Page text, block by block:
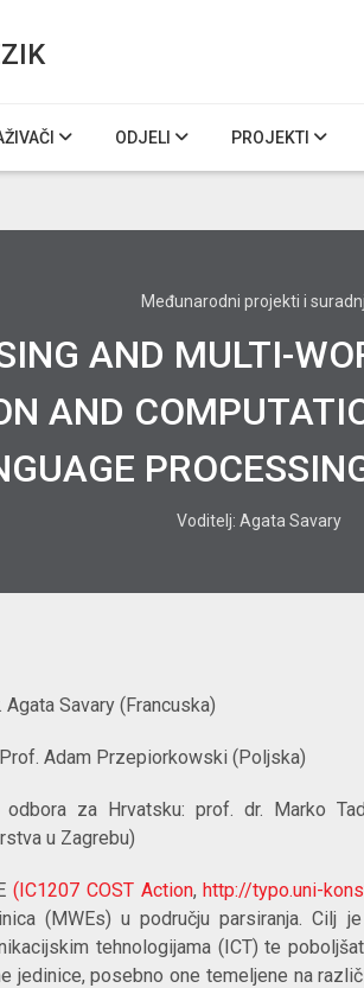
ODJELI PROJEKTI
Međunarodni projekti i
AND MULTI-
AND
Voditelj: Agata Savary
Savary (Francuska)
Adam Przepiorkowski (Poljska)
odbora za Hrvatsku: prof. dr. Marko
u Zagrebu)
(IC1207 COST Action,http://typo.uni-
(MWEs) u području parsiranja. Cilj
tehnologijama (ICT) te
jedinice, posebno one temeljene na